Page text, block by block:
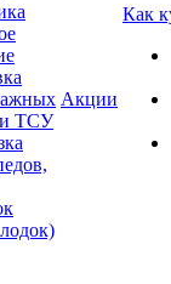
и ТСУ
Акции
Как